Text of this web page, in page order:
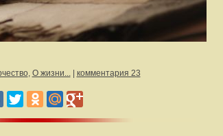
, О жизни...| комментария 23